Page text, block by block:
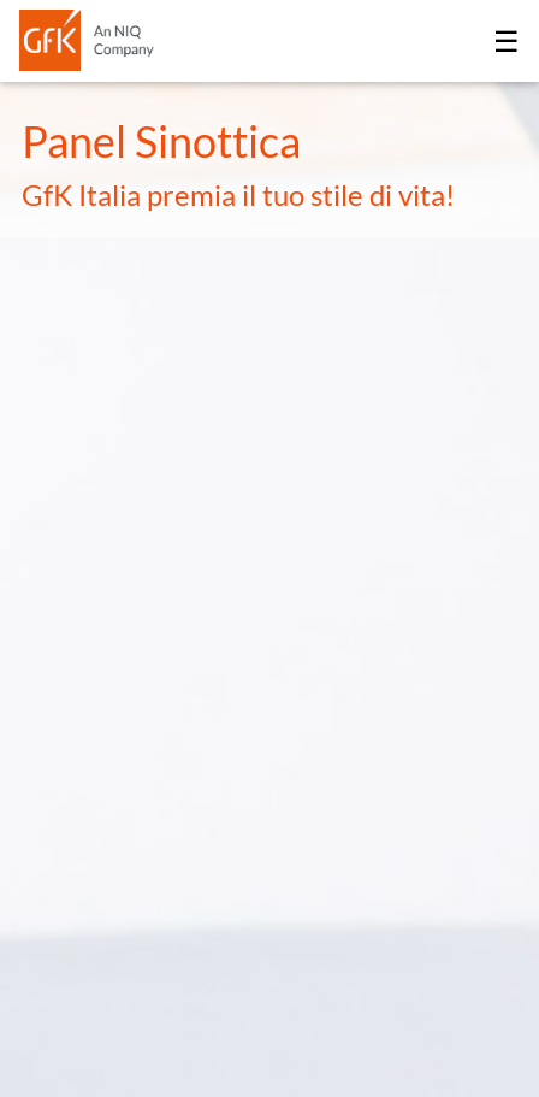
☰
Panel Sinottica
GfK Italia premia il tuo stile di vita!